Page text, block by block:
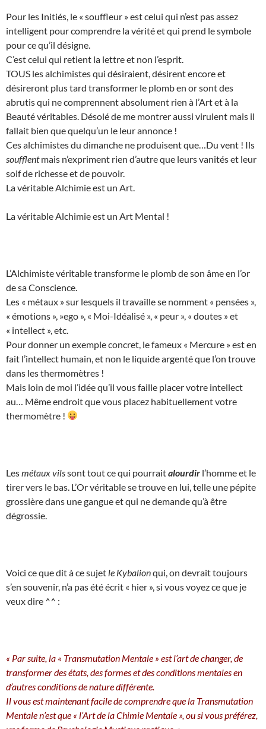
Pour les Initiés, le « souffleur » est celui qui n’est pas assez
intelligent pour comprendre la vérité et qui prend le symbole
pour ce qu’il désigne.
C’est celui qui retient la lettre et non l’esprit.
TOUS les alchimistes qui désiraient, désirent encore et
désireront plus tard transformer le plomb en or sont des
abrutis qui ne comprennent absolument rien à l’Art et à la
Beauté véritables. Désolé de me montrer aussi virulent mais il
fallait bien que quelqu’un le leur annonce !
Ces alchimistes du dimanche ne produisent que…Du vent ! Ils
soufflentmais n’expriment rien d’autre que leurs vanités et leur
soif de richesse et de pouvoir.
La véritable Alchimie est un Art.
La véritable Alchimie est un Art Mental !
L’Alchimiste véritable transforme le plomb de son âme en l’or
de sa Conscience.
Les « métaux » sur lesquels il travaille se nomment « pensées »,
« émotions », »ego », « Moi-Idéalisé », « peur », « doutes » et
« intellect », etc.
Pour donner un exemple concret, le fameux « Mercure » est en
fait l’intellect humain, et non le liquide argenté que l’on trouve
dans les thermomètres !
Mais loin de moi l’idée qu’il vous faille placer votre intellect
au… Même endroit que vous placez habituellement votre
thermomètre !
Lesmétaux vilssont tout ce qui pourraitalourdir l’homme et le
tirer vers le bas. L’Or véritable se trouve en lui, telle une pépite
grossière dans une gangue et qui ne demande qu’à être
dégrossie.
Voici ce que dit à ce sujet le Kybalionqui, on devrait toujours
s’en souvenir, n’a pas été écrit « hier », si vous voyez ce que je
veux dire ^^ :
« Par suite, la « Transmutation Mentale » est l’art de changer, de
transformer des états, des formes et des conditions mentales en
d’autres conditions de nature différente.
Il vous est maintenant facile de comprendre que la Transmutation
Mentale n’est que « l’Art de la Chimie Mentale », ou si vous préférez,